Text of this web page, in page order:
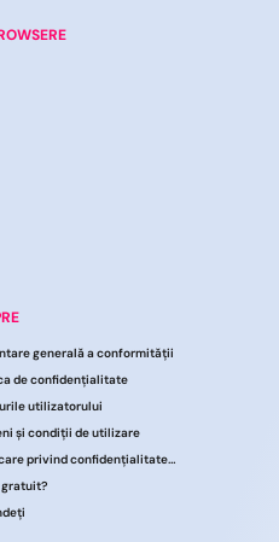
generală a conformității
de confidențialitate
utilizatorului
și condiții de utilizare
Notificare privind confidențialitatea CCPA
gratuit?